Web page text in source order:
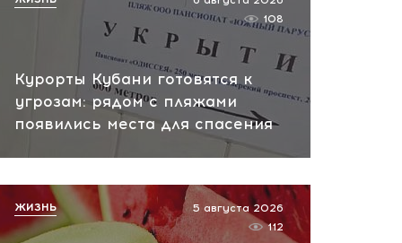
пожар на НПЗ
Курорты Кубани готовятся к
угрозам: рядом с пляжами
появились места для спасения
108
5 августа 2026
112
ЖИЗНЬ